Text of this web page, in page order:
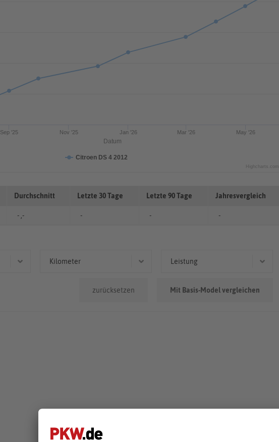
Datum
Citroen DS 4 2012
Sep '25 Nov '25 Jan '26 Mar '26 May '26
Highcharts.com
Durchschnitt Letzte 30 Tage Letzte 90 Tage Jahresvergleich
- ,- - - -
Kilometer Leistung
zurücksetzen Mit Basis-Model vergleichen